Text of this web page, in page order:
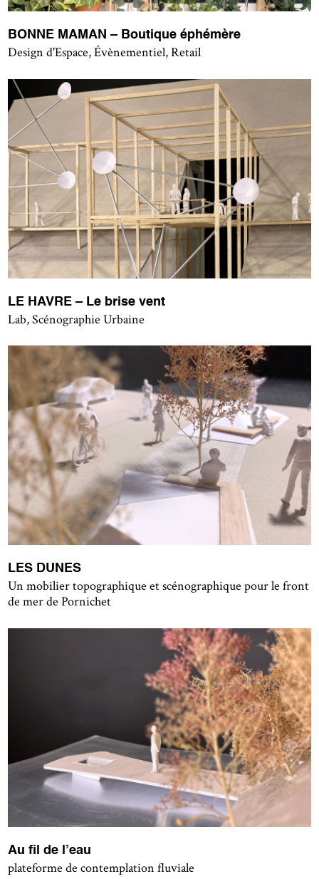
BONNE MAMAN – Boutique éphémère
Design d'Espace, Évènementiel, Retail
LE HAVRE – Le brise vent
Lab, Scénographie Urbaine
LES DUNES
Un mobilier topographique et scénographique pour le front
de mer de Pornichet
Au fil de l’eau
plateforme de contemplation fluviale